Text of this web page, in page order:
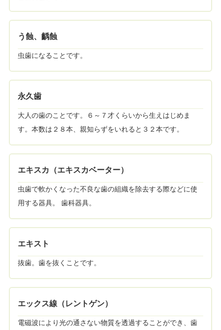
う蝕、齲蝕
虫歯になることです。
永久歯
大人の歯のことです。６～７才くらいから生えはじめま
す。本数は２８本、親知らずをいれると３２本です。
エキスカ（エキスカベーター）
虫歯で軟かくなった不良な歯の組織を除去する際などに使
用する器具。 歯科器具。
エキスト
抜歯。歯を抜くことです。
エックス線（レントゲン）
電磁波により光の通さない物質を透過することができ、歯